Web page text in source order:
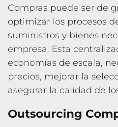
Compras puede ser de
optimizar los procesos
suministros y bienes
empresa. Esta
economías de escala,
precios, mejorar la
asegurar la calidad de
Outsourcing